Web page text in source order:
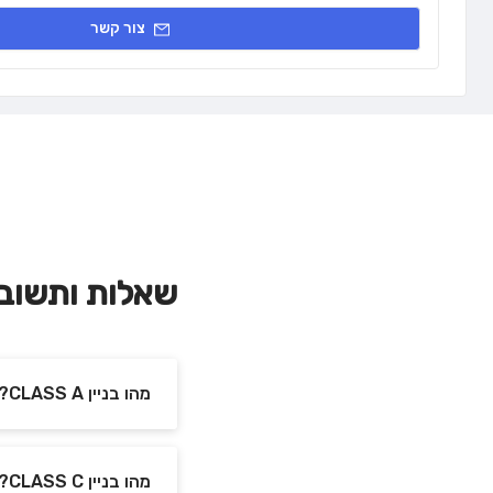
צור קשר
שאלות
מהו בניין CLASS A?
מהו בניין CLASS C?